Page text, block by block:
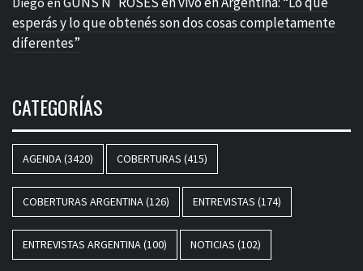
esperás y lo que obtenés son dos cosas completamente
diferentes”
CATEGORÍAS
AGENDA(3420) COBERTURAS (415)
COBERTURAS ARGENTINA(126) ENTREVISTAS (174)
ENTREVISTAS ARGENTINA(100) NOTICIAS (102)